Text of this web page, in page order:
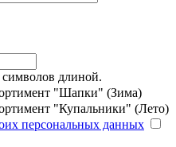
длиной.
"Шапки" (Зима)
"Купальники" (Лето)
персональных данных